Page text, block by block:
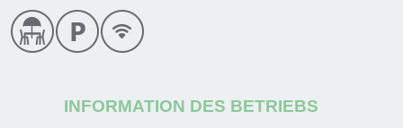
INFORMATION DES BETRIEBS